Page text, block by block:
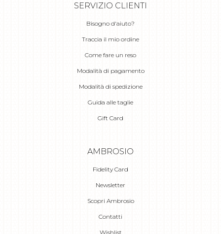
SERVIZIO CLIENTI
Bisogno d'aiuto?
Traccia il mio ordine
Come fare un reso
Modalità di pagamento
Modalità di spedizione
Guida alle taglie
Gift Card
AMBROSIO
Fidelity Card
Newsletter
Scopri Ambrosio
Contatti
Wishlist